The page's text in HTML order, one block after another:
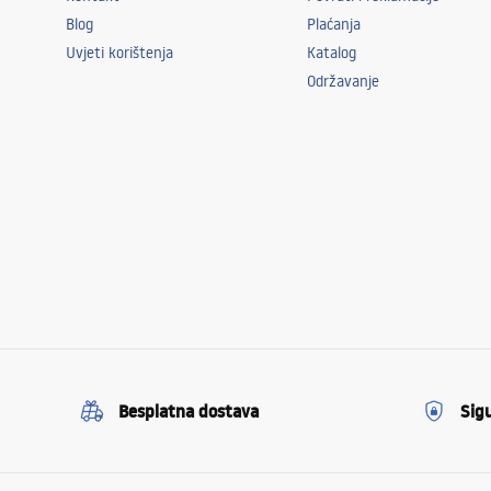
Blog
Uvjeti korištenja
Plaćanja
Katalog
Održavanje
Besplatna dostava